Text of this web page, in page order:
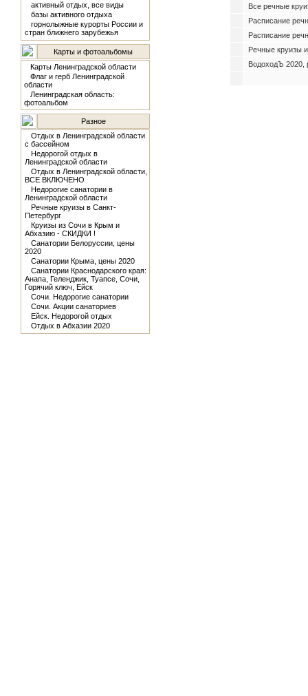
активный отдых, все виды
базы активного отдыха
горнолыжные курорты России и
стран ближнего зарубежья
Карты и фотоальбомы
Карты Ленинградской области
Флаг и герб Ленинградской
области
Ленинградская область:
фотоальбом
Разное
Отдых в Ленинградской области
с бассейном
Недорогой отдых в
Ленинградской области
Отдых в Ленинградской области,
ВСЕ ВКЛЮЧЕНО
Недорогие санатории в
Ленинградской области
Речные круизы в Санкт-
Петербург
Круизы из Сочи в Крым и
Абхазию - СКИДКИ !
Санатории Белоруссии, цены
2020
Санатории Крыма, цены 2020
Санатории Краснодарского края:
Анапа, Геленджик, Туапсе, Сочи,
Горячий ключ, Ейск
Сочи. Недорогие санатории
Сочи. Акции санаториев
Ейск. Недорогой отдых
Отдых в Абхазии 2020
Все речные
Расписание
Расписание
Речные круизы
ВодоходЪ 2020,